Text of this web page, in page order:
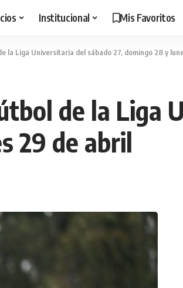
Institucional Mis Favoritos
la Liga Universitaria del sábado 27, domingo 28 y
de la Liga
29 de abril